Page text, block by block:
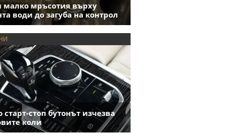
малко мръсотия върху
води до загуба на контрол
стоп бутонът изчезва
коли